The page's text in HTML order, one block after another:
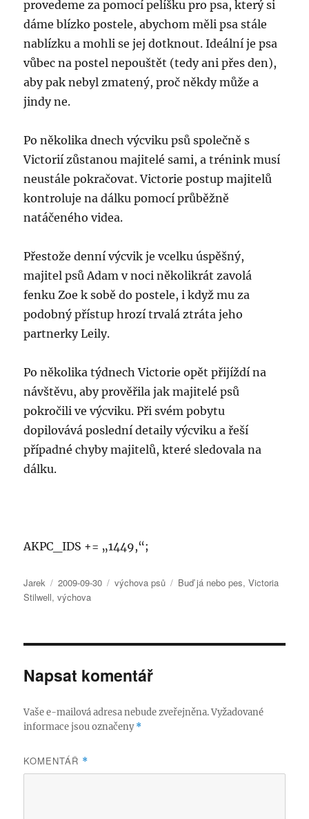
provedeme za pomocí pelíšku pro psa, který si
dáme blízko postele, abychom měli psa stále
nablízku a mohli se jej dotknout. Ideální je psa
vůbec na postel nepouštět (tedy ani přes den),
aby pak nebyl zmatený, proč někdy může a
jindy ne.
Po několika dnech výcviku psů společně s
Victorií zůstanou majitelé sami, a trénink musí
neustále pokračovat. Victorie postup majitelů
kontroluje na dálku pomocí průběžně
natáčeného videa.
Přestože denní výcvik je vcelku úspěšný,
majitel psů Adam v noci několikrát zavolá
fenku Zoe k sobě do postele, i když mu za
podobný přístup hrozí trvalá ztráta jeho
partnerky Leily.
Po několika týdnech Victorie opět přijíždí na
návštěvu, aby prověřila jak majitelé psů
pokročili ve výcviku. Při svém pobytu
dopilovává poslední detaily výcviku a řeší
případné chyby majitelů, které sledovala na
dálku.
AKPC_IDS += „1449,“;
Autor:
Jarek Publikováno:
2009-09-30 Rubriky:
výchova psů Štítky:
Buď já nebo pes,Victoria
Stilwell,výchova
Napsat komentář
Vaše e-mailová adresa nebude zveřejněna. Vyžadované
informace jsou označeny*
KOMENTÁŘ *